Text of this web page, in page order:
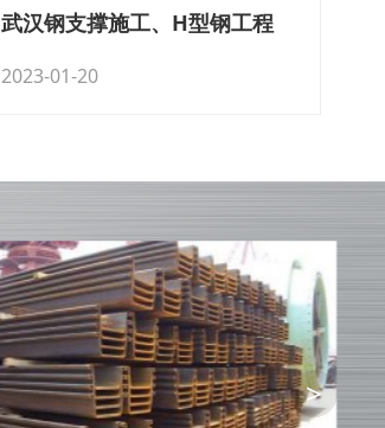
武汉钢支撑施工、H型钢工程
2023-01-20
>